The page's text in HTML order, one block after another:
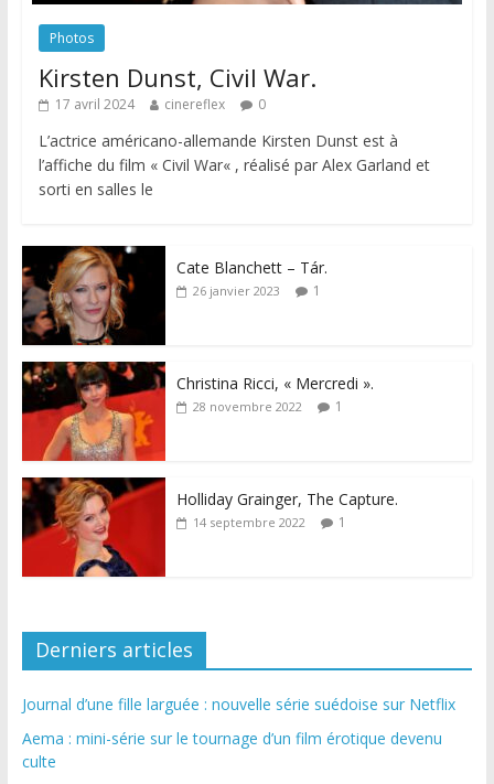
Photos
Kirsten Dunst, Civil War.
17 avril 2024 cinereflex 0
L’actrice américano-allemande Kirsten Dunst est à
l’affiche du film « Civil War« , réalisé par Alex Garland et
sorti en salles le
Cate Blanchett – Tár.
26 janvier 2023 1
Christina Ricci, « Mercredi ».
28 novembre 2022 1
Holliday Grainger, The Capture.
14 septembre 2022 1
Derniers articles
Journal d’une fille larguée : nouvelle série suédoise sur Netflix
Aema : mini-série sur le tournage d’un film érotique devenu
culte